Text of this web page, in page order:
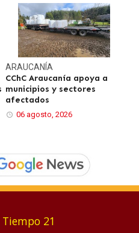
ARAUCANÍA
CChC Araucanía apoya a
municipios y sectores
afectados
06 agosto, 2026
21